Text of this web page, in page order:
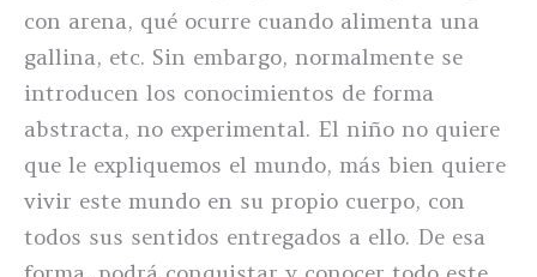
con arena, qué ocurre cuando alimenta una
gallina, etc. Sin embargo, normalmente se
introducen los conocimientos de forma
abstracta, no experimental. El niño no quiere
que le expliquemos el mundo, más bien quiere
vivir este mundo en su propio cuerpo, con
todos sus sentidos entregados a ello. De esa